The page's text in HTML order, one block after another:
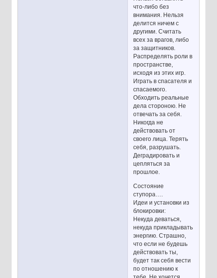
что-либо без
внимания. Нельзя
делится ничем с
другими. Считать
всех за врагов, либо
за защитников.
Распределять роли в
пространстве,
исходя из этих игр.
Играть в спасателя и
спасаемого.
Обходить реальные
дела стороною. Не
отвечать за себя.
Никогда не
действовать от
своего лица. Терять
себя, разрушать.
Деградировать и
цепляться за
прошлое.
Состояние
ступора….
Идеи и установки из
блокировки:
Некуда деваться,
некуда прикладывать
энергию. Страшно,
что если не будешь
действовать ты,
будет так себя вести
по отношению к